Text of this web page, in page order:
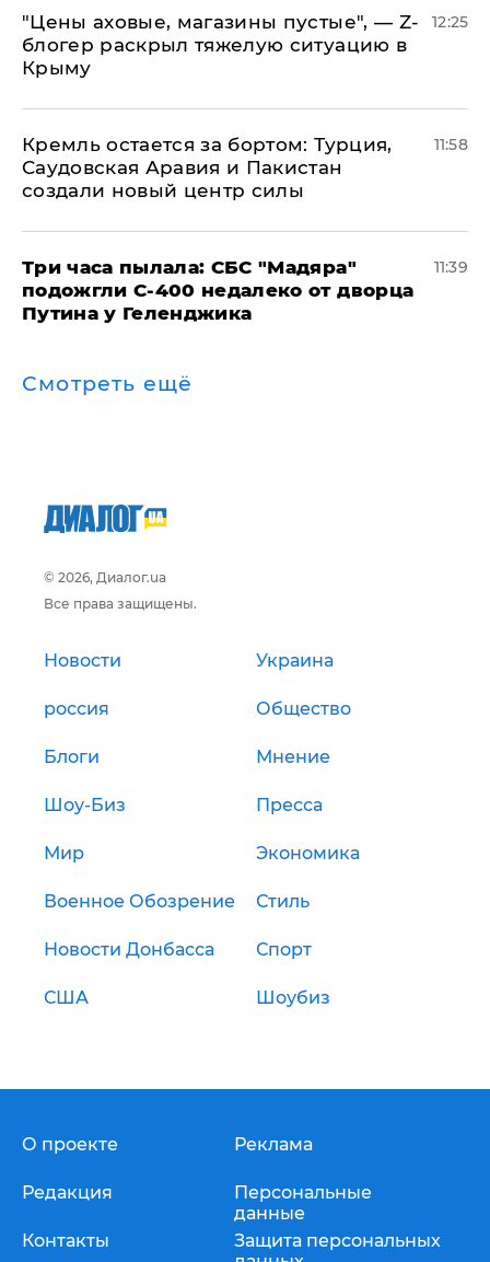
​"Цены аховые, магазины пустые", — Z-
блогер раскрыл тяжелую ситуацию в
Крыму
12:25
​Кремль остается за бортом: Турция,
Саудовская Аравия и Пакистан
создали новый центр силы
11:58
Три часа пылала: СБС "Мадяра"
подожгли С-400 недалеко от дворца
Путина у Геленджика
11:39
Смотреть ещё
© 2026, Диалог.ua
Все права защищены.
Новости Украина
россия Общество
Блоги Мнение
Шоу-Биз Пресса
Мир Экономика
Военное Обозрение Стиль
Новости Донбасса Спорт
США Шоубиз
О проекте
Редакция
Контакты
Реклама
Персональные
данные
Защита персональных